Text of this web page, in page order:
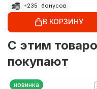
+235 бонусов
В КОРЗИНУ
C этим
покупают
новинка